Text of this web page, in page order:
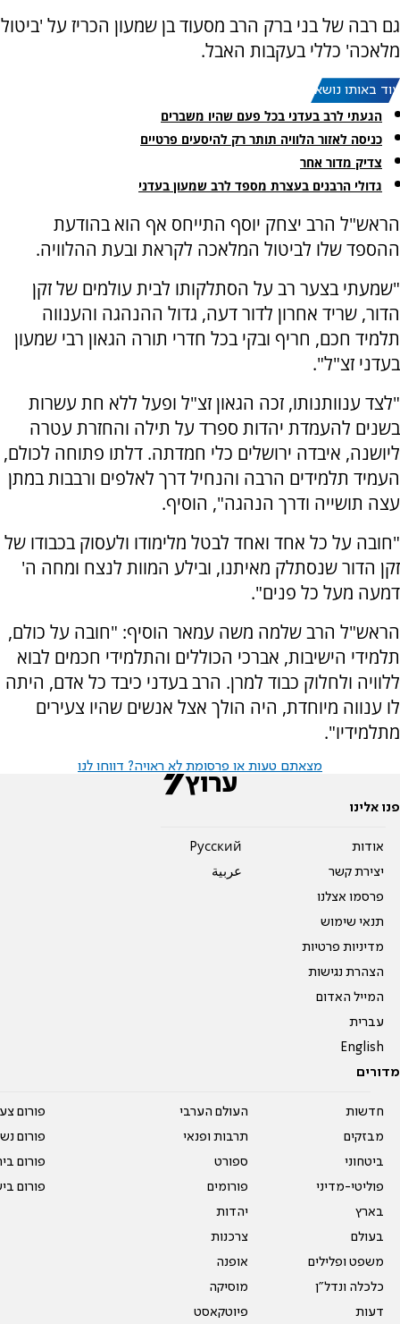
גם רבה של בני ברק הרב מסעוד בן שמעון הכריז על 'ביטול
מלאכה' כללי בעקבות האבל.
עוד באותו נושא:
הגעתי לרב בעדני בכל פעם שהיו משברים
כניסה לאזור הלוויה תותר רק להיסעים פרטיים
צדיק מדור אחר
גדולי הרבנים בעצרת מספד לרב שמעון בעדני
הראש"ל הרב יצחק יוסף התייחס אף הוא בהודעת
ההספד שלו לביטול המלאכה לקראת ובעת ההלוויה.
"שמעתי בצער רב על הסתלקותו לבית עולמים של זקן
הדור, שריד אחרון לדור דעה, גדול ההנהגה והענווה
תלמיד חכם, חריף ובקי בכל חדרי תורה הגאון רבי שמעון
בעדני זצ"ל".
"לצד ענוותנותו, זכה הגאון זצ"ל ופעל ללא חת עשרות
בשנים להעמדת יהדות ספרד על תילה והחזרת עטרה
ליושנה, איבדה ירושלים כלי חמדתה. דלתו פתוחה לכולם,
העמיד תלמידים הרבה והנחיל דרך לאלפים ורבבות במתן
עצה תושייה ודרך הנהגה", הוסיף.
"חובה על כל אחד ואחד לבטל מלימודו ולעסוק בכבודו של
זקן הדור שנסתלק מאיתנו, ובילע המוות לנצח ומחה ה'
דמעה מעל כל פנים".
הראש"ל הרב שלמה משה עמאר הוסיף: "חובה על כולם,
תלמידי הישיבות, אברכי הכוללים והתלמידי חכמים לבוא
ללוויה ולחלוק כבוד למרן. הרב בעדני כיבד כל אדם, היתה
לו ענווה מיוחדת, היה הולך אצל אנשים שהיו צעירים
מתלמידיו".
מצאתם טעות או פרסומת לא ראויה? דווחו לנו
פנו אלינו
אודות
יצירת קשר
פרסמו אצלנו
תנאי שימוש
מדיניות פרטיות
הצהרת נגישות
המייל האדום
עברית
English
Pусский
عربية
מדורים
חדשות
מבזקים
ביטחוני
פוליטי-מדיני
בארץ
בעולם
משפט ופלילים
כלכלה ונדל"ן
דעות
העולם הערבי
תרבות ופנאי
ספורט
פורומים
יהדות
צרכנות
אופנה
מוסיקה
פיוטקאסט
פורום
פורום
פורום
פורום